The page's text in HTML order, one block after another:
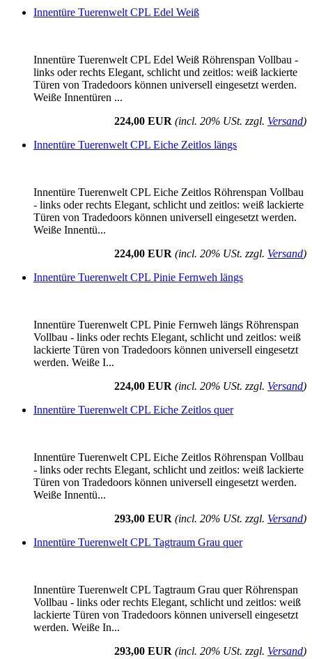
Innentüre Tuerenwelt CPL Edel Weiß
Innentüre Tuerenwelt CPL Edel Weiß Röhrenspan Vollbau -
links oder rechts Elegant, schlicht und zeitlos: weiß lackierte
Türen von Tradedoors können universell eingesetzt werden.
Weiße Innentüren ...
224,00 EUR (incl. 20% USt. zzgl. Versand)
Innentüre Tuerenwelt CPL Eiche Zeitlos längs
Innentüre Tuerenwelt CPL Eiche Zeitlos Röhrenspan Vollbau
- links oder rechts Elegant, schlicht und zeitlos: weiß lackierte
Türen von Tradedoors können universell eingesetzt werden.
Weiße Innentü...
224,00 EUR (incl. 20% USt. zzgl. Versand)
Innentüre Tuerenwelt CPL Pinie Fernweh längs
Innentüre Tuerenwelt CPL Pinie Fernweh längs Röhrenspan
Vollbau - links oder rechts Elegant, schlicht und zeitlos: weiß
lackierte Türen von Tradedoors können universell eingesetzt
werden. Weiße I...
224,00 EUR (incl. 20% USt. zzgl. Versand)
Innentüre Tuerenwelt CPL Eiche Zeitlos quer
Innentüre Tuerenwelt CPL Eiche Zeitlos Röhrenspan Vollbau
- links oder rechts Elegant, schlicht und zeitlos: weiß lackierte
Türen von Tradedoors können universell eingesetzt werden.
Weiße Innentü...
293,00 EUR (incl. 20% USt. zzgl. Versand)
Innentüre Tuerenwelt CPL Tagtraum Grau quer
Innentüre Tuerenwelt CPL Tagtraum Grau quer Röhrenspan
Vollbau - links oder rechts Elegant, schlicht und zeitlos: weiß
lackierte Türen von Tradedoors können universell eingesetzt
werden. Weiße In...
293,00 EUR (incl. 20% USt. zzgl. Versand)